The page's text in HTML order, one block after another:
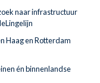
naar infrastructuur
Haag en Rotterdam
én binnenlandse